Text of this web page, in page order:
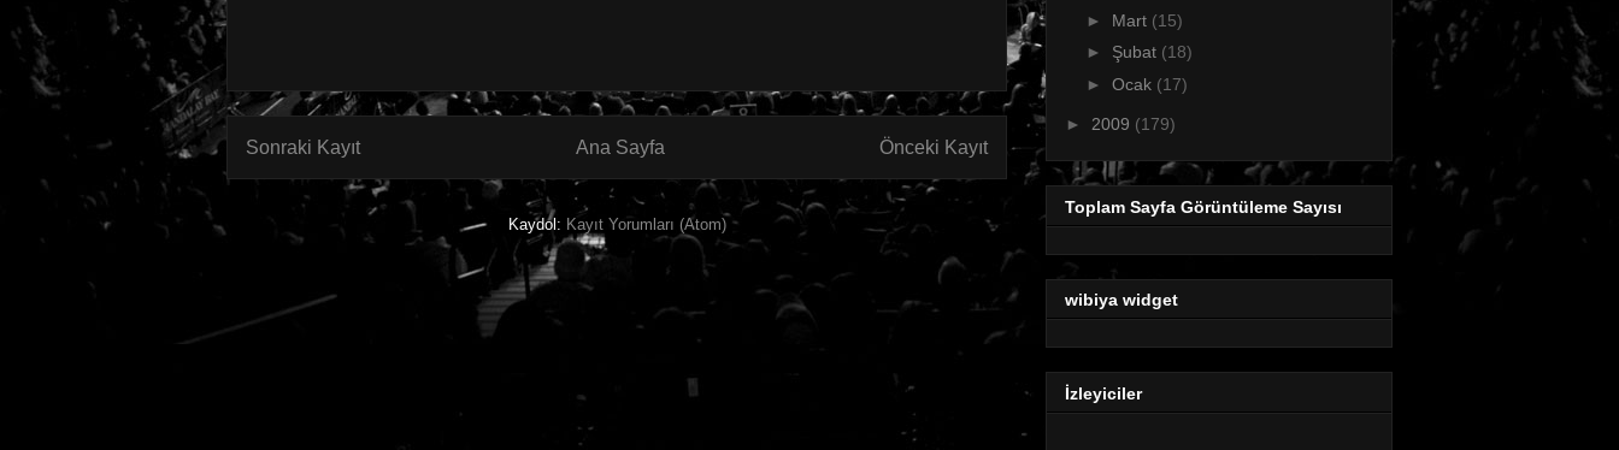
Sonraki Kayıt Önceki Kayıt
Ana Sayfa
Kaydol: Kayıt Yorumları (Atom)
► Mart (15)
► Şubat (18)
► Ocak (17)
► 2009 (179)
Toplam Sayfa Görüntüleme Sayısı
wibiya widget
İzleyiciler